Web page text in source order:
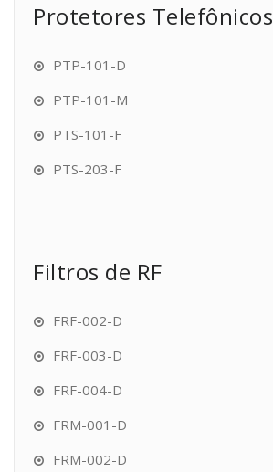
Protetores Telefônicos
PTP-101-D
PTP-101-M
PTS-101-F
PTS-203-F
Filtros de RF
FRF-002-D
FRF-003-D
FRF-004-D
FRM-001-D
FRM-002-D